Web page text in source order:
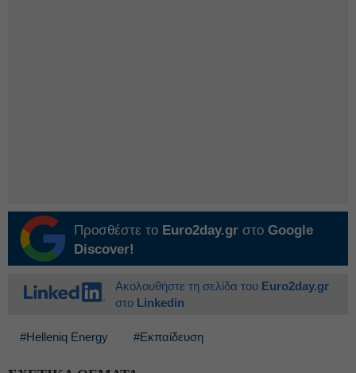
Προσθέστε το Euro2day.gr στο Google
Discover!
Ακολουθήστε τη σελίδα του Euro2day.gr
στο Linkedin
#Helleniq Energy #Εκπαίδευση